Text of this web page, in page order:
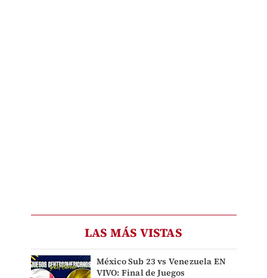
LAS MÁS VISTAS
México Sub 23 vs Venezuela EN
VIVO: Final de Juegos